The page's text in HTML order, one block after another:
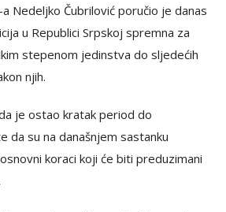
Nedeljko Čubrilović poručio je danas
u Republici Srpskoj spremna za
stepenom jedinstva do sljedećih
njih.
je ostao kratak period do
da su na današnjem sastanku
koraci koji će biti preduzimani